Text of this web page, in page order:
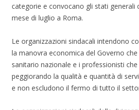
categorie e convocano gli stati generali
mese di luglio a Roma.
Le organizzazioni sindacali intendono
la manovra economica del Governo che
sanitario nazionale e i professionisti
peggiorando la qualità e quantità di
e non escludono il fermo di tutto il